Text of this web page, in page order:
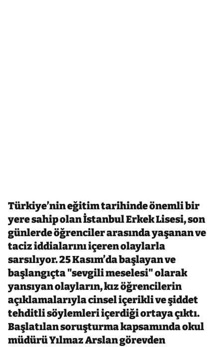
Türkiye’nin eğitim tarihinde önemli bir
yere sahip olan İstanbul Erkek Lisesi, son
günlerde öğrenciler arasında yaşanan ve
taciz iddialarını içeren olaylarla
sarsılıyor. 25 Kasım’da başlayan ve
başlangıçta "sevgili meselesi" olarak
yansıyan olayların, kız öğrencilerin
açıklamalarıyla cinsel içerikli ve şiddet
tehditli söylemleri içerdiği ortaya çıktı.
Başlatılan soruşturma kapsamında okul
müdürü Yılmaz Arslan görevden